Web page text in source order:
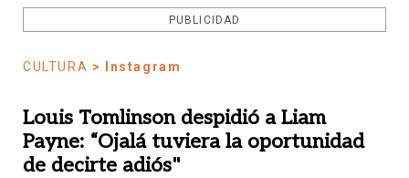
PUBLICIDAD
CULTURA > Instagram
Louis Tomlinson despidió a Liam
Payne: “Ojalá tuviera la oportunidad
de decirte adiós"